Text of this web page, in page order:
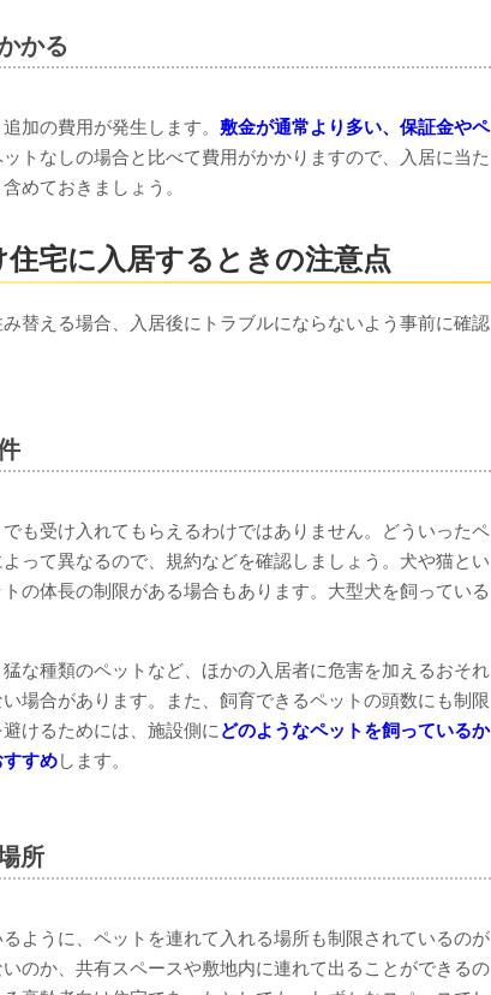
かる
加の費用が発生します。 敷金が通常より多い、保証金やペ
トなしの場合と比べて費用がかかりますので、入居に当た
めておきましょう。
宅に入居するときの注意点
替える場合、入居後にトラブルにならないよう事前に確認
も受け入れてもらえるわけではありません。どういったペ
って異なるので、規約などを確認しましょう。犬や猫とい
の体長の制限がある場合もあります。大型犬を飼っている
な種類のペットなど、ほかの入居者に危害を加えるおそれ
場合があります。また、飼育できるペットの頭数にも制限
けるためには、施設側に どのようなペットを飼っているか
すめします。
所
ように、ペットを連れて入れる場所も制限されているのが
のか、共有スペースや敷地内に連れて出ることができるの